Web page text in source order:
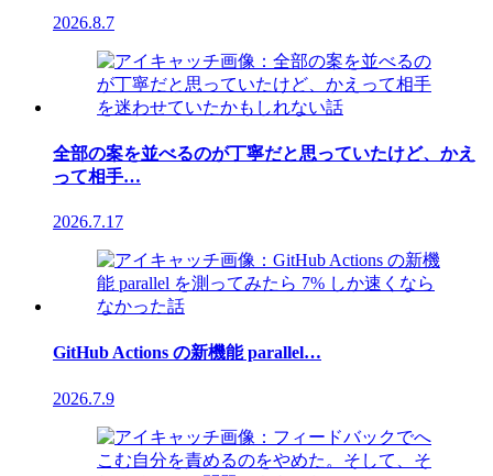
2026.8.7
全部の案を並べるのが丁寧だと思っていたけど、かえ
って相手…
2026.7.17
GitHub Actions の新機能 parallel…
2026.7.9